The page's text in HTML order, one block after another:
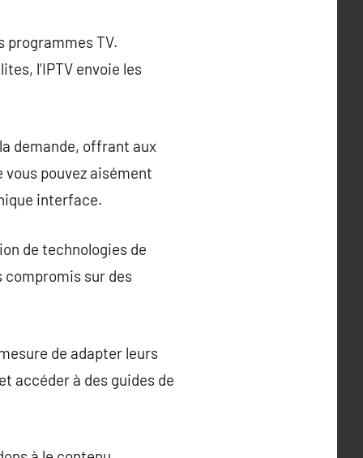
programmes TV.
l’IPTV envoie les
demande, offrant aux
pouvez aisément
interface.
de technologies de
compromis sur des
de adapter leurs
accéder à des guides de